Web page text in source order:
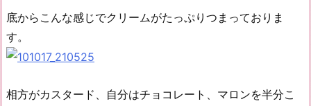
底からこんな感じでクリームがたっぷりつまっておりま
す。
相方がカスタード、自分はチョコレート、マロンを半分こ